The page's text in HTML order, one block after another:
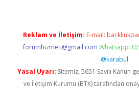
Reklam ve İletişim: E-mail:
forumhizmeti@gmail.com Whatsapp:
@karabul
Yasal Uyarı: Sitemiz, 5651 Sayılı Kanun
ve İletişim Kurumu (BTK) tarafından